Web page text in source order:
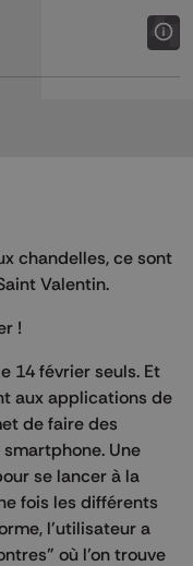
chandelles, ce sont
Valentin.
!
14 février seuls. Et
aux applications de
de faire des
Une
se lancer à la
fois les différents
l'utilisateur a
où l’on trouve